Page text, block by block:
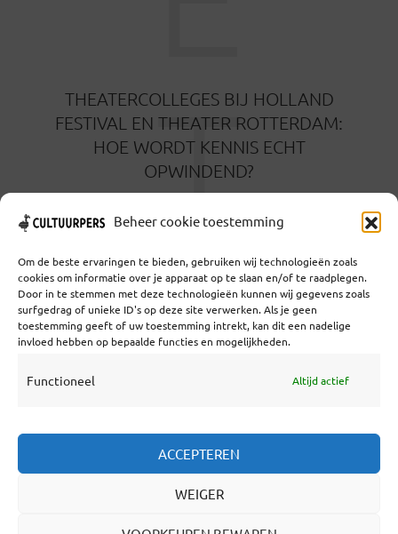
Beheer cookie toestemming
Om de beste ervaringen te bieden, gebruiken wij technologieën zoals
cookies om informatie over je apparaat op te slaan en/of te raadplegen.
Door in te stemmen met deze technologieën kunnen wij gegevens zoals
surfgedrag of unieke ID's op deze site verwerken. Als je geen
toestemming geeft of uw toestemming intrekt, kan dit een nadelige
invloed hebben op bepaalde functies en mogelijkheden.
Functioneel Altijd actief
ACCEPTEREN
WEIGER
THEATERCOLLEGES BIJ HOLLAND
FESTIVAL EN THEATER ROTTERDAM:
HOE WORDT KENNIS ECHT
OPWINDEND?
T
Coöperatief Cultureel Persbureau U.A. | Salzburg 29 |
3524KS Utrecht | KvK: 55573592 |Btw: